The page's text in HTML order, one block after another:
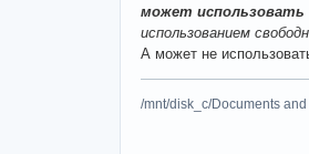
может использовать
использованием
А может не
/mnt/disk_c/Documents